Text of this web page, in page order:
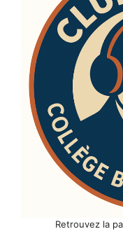
Retrouvez la